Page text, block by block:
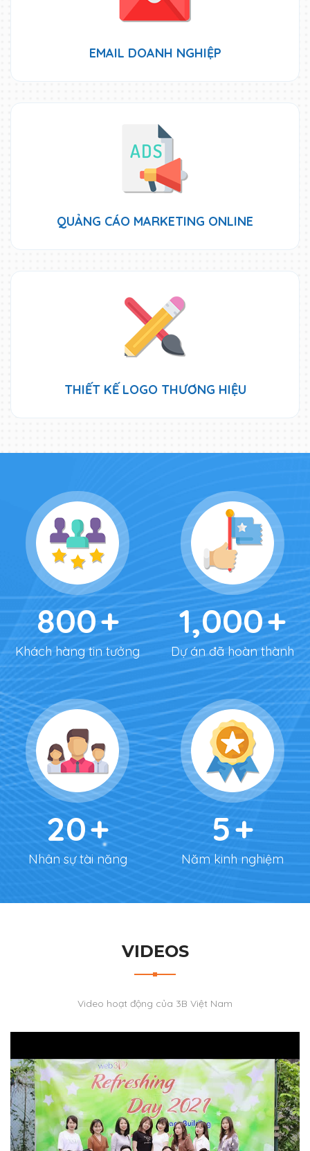
EMAIL DOANH NGHIỆP
QUẢNG CÁO MARKETING ONLINE
THIẾT KẾ LOGO THƯƠNG HIỆU
800
Khách hàng tin tưởng
1,000
Dự án đã hoàn thành
20
Nhân sự tài năng
5
Năm kinh nghiệm
VIDEOS
Video hoạt động của 3B Việt Nam